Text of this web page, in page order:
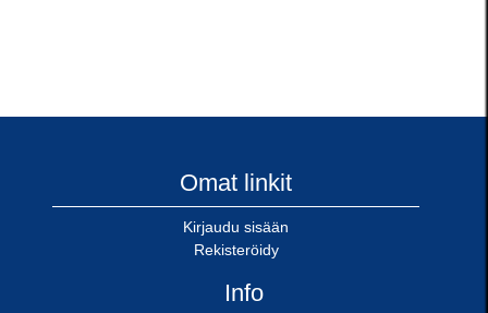
Omat linkit
Kirjaudu sisään
Rekisteröidy
Info